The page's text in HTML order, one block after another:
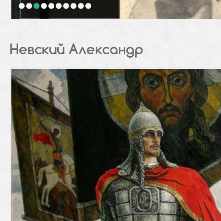
1 2 3 4 5 6 7 8 9
Невский Александр